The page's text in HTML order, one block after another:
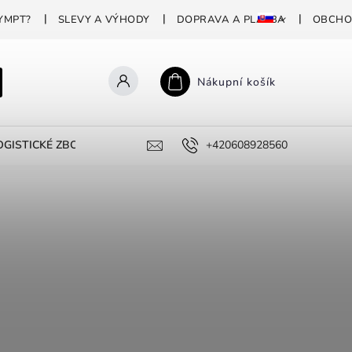
SLEVY A VÝHODY DOPRAVA A PLATBA
Nákupní košík
ZBOŽÍ PROFESIONÁLNÍ DEZINFEKCE
+420608928560